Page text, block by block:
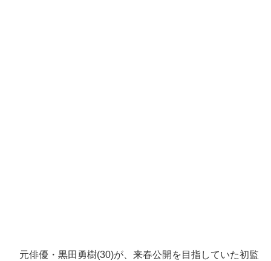
元俳優・黒田勇樹(30)が、来春公開を目指していた初監